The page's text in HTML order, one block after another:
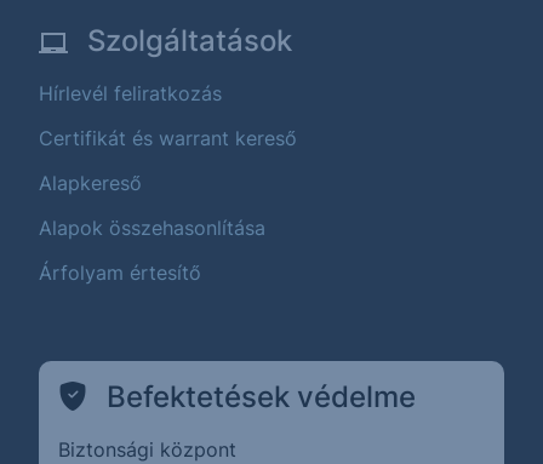
Szolgáltatások
Hírlevél feliratkozás
Certifikát és warrant kereső
Alapkereső
Alapok összehasonlítása
Árfolyam értesítő
Befektetések védelme
Biztonsági központ